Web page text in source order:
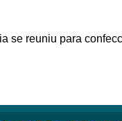
se reuniu para